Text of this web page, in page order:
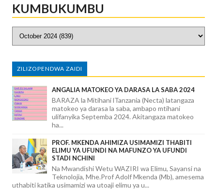
KUMBUKUMBU
ZILIZOPENDWA ZAIDI
ANGALIA MATOKEO YA DARASA LA SABA 2024
BARAZA la Mitihani lTanzania (Necta) latangaza
matokeo ya darasa la saba, ambapo mtihani
ulifanyika Septemba 2024. Akitangaza matokeo
ha...
PROF. MKENDA AHIMIZA USIMAMIZI THABITI
ELIMU YA UFUNDI NA MAFUNZO YA UFUNDI
STADI NCHINI
Na Mwandishi Wetu WAZIRI wa Elimu, Sayansi na
Teknolojia, Mhe.Prof Adolf Mkenda (Mb), amesema
uthabiti katika usimamizi wa utoaji elimu ya u...